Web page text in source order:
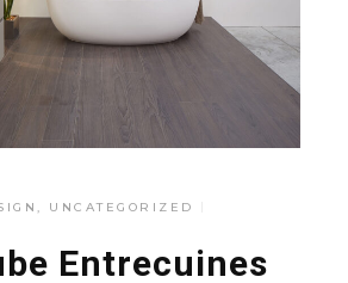
, UNCATEGORIZED
Entrecuines